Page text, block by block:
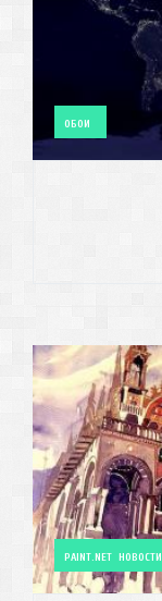
ОБОИ
PAINT.NET НОВОСТИ